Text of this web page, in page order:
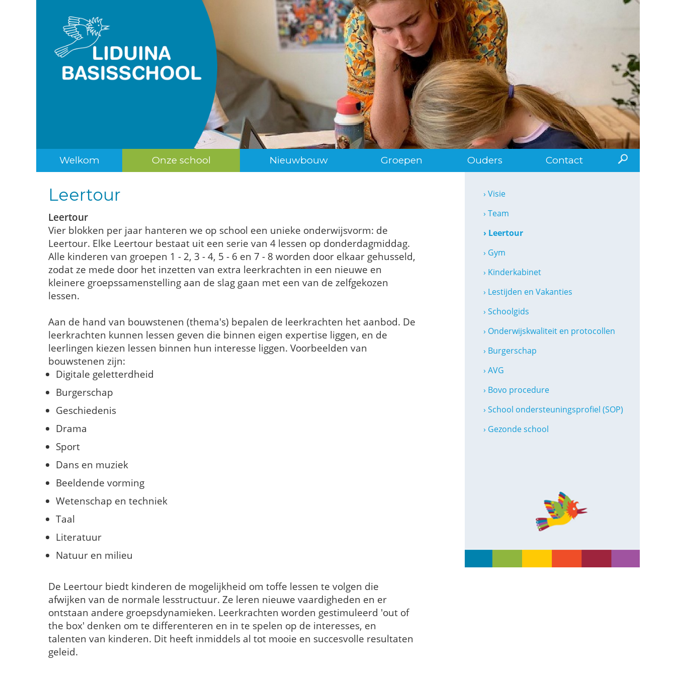
Welkom Onze school Nieuwbouw Groepen Ouders Contact
Leertour
Leertour
Vier blokken per jaar hanteren we op school een unieke onderwijsvorm: de
Leertour. Elke Leertour bestaat uit een serie van 4 lessen op donderdagmiddag.
Alle kinderen van groepen 1 - 2, 3 - 4, 5 - 6 en 7 - 8 worden door elkaar gehusseld,
zodat ze mede door het inzetten van extra leerkrachten in een nieuwe en
kleinere groepssamenstelling aan de slag gaan met een van de zelfgekozen
lessen.
Aan de hand van bouwstenen (thema's) bepalen de leerkrachten het aanbod. De
leerkrachten kunnen lessen geven die binnen eigen expertise liggen, en de
leerlingen kiezen lessen binnen hun interesse liggen. Voorbeelden van
bouwstenen zijn:
Digitale geletterdheid
Burgerschap
Geschiedenis
Drama
Sport
Dans en muziek
Beeldende vorming
Wetenschap en techniek
Taal
Literatuur
Natuur en milieu
De Leertour biedt kinderen de mogelijkheid om toffe lessen te volgen die
afwijken van de normale lesstructuur. Ze leren nieuwe vaardigheden en er
ontstaan andere groepsdynamieken. Leerkrachten worden gestimuleerd 'out of
the box' denken om te differenteren en in te spelen op de interesses, en
talenten van kinderen. Dit heeft inmiddels al tot mooie en succesvolle resultaten
geleid.
› Visie
› Team
› Leertour
› Gym
› Kinderkabinet
› Lestijden en Vakanties
› Schoolgids
› Onderwijskwaliteit en protocollen
› Burgerschap
› AVG
› Bovo procedure
› School ondersteuningsprofiel (SOP)
› Gezonde school